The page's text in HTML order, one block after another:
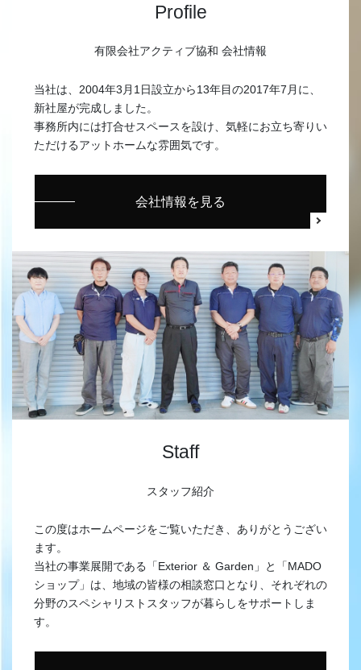
Profile
有限会社アクティブ協和 会社情報
当社は、2004年3月1日設立から13年目の2017年7月に、
新社屋が完成しました。
事務所内には打合せスペースを設け、気軽にお立ち寄りい
ただけるアットホームな雰囲気です。
会社情報を見る
Staff
スタッフ紹介
この度はホームページをご覧いただき、ありがとうござい
ます。
当社の事業展開である「Exterior ＆ Garden」と「MADO
ショップ」は、地域の皆様の相談窓口となり、それぞれの
分野のスペシャリストスタッフが暮らしをサポートしま
す。